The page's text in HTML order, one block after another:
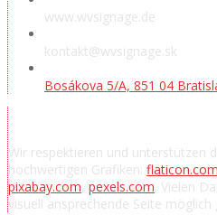
www.wvsignage.de
kontakt@wvsignage.sk
Bosákova 5/A, 851 04
Wir respektieren und unterstützen
hochwertigen Grafiken: flaticon.com
pixabay.com, pexels.com . Vielen
visuell ansprechende Seite möglich